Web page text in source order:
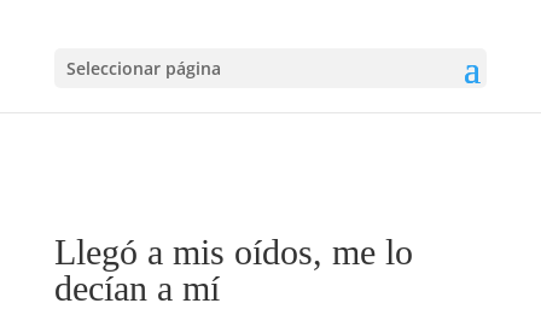
Seleccionar página
Llegó a mis oídos, me lo
decían a mí